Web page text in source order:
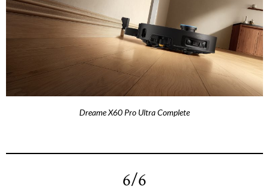
Dreame X60 Pro Ultra Complete
6/6